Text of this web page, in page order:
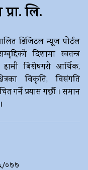
लि.
डिजिटल न्यूज पोर्टल
दिशामा स्वतन्त्र
हामी बिशेषगरी आर्थिक,
विकृति, विसंगति
प्रयास गर्छौ । समान
०७७